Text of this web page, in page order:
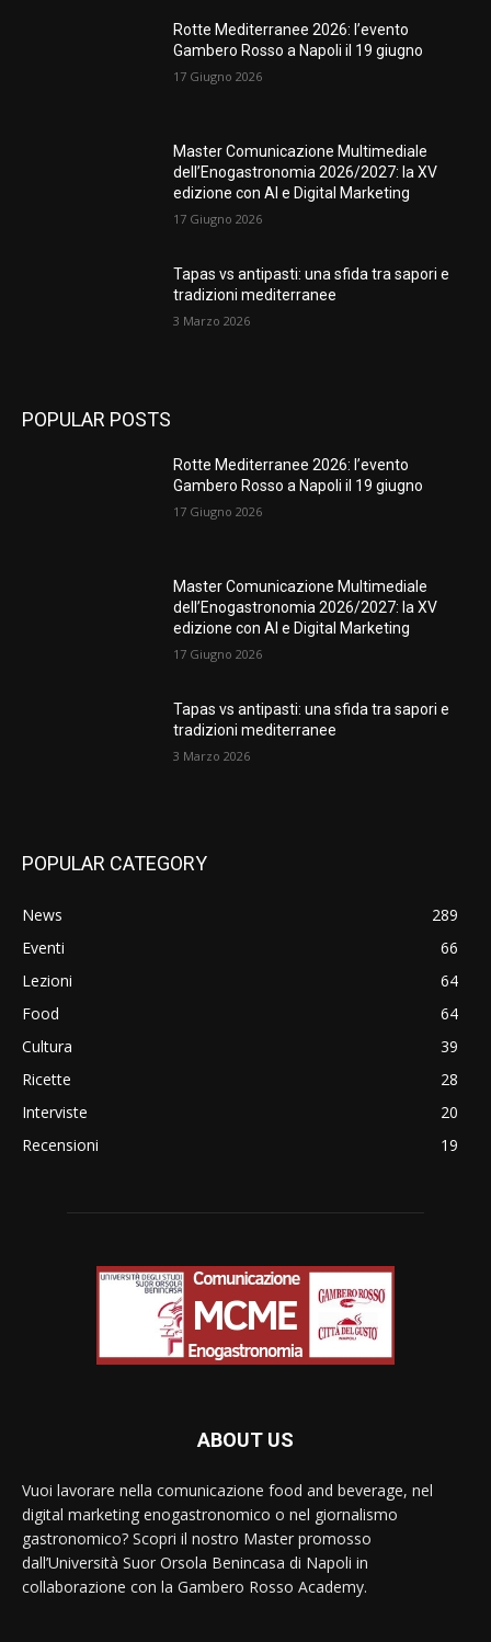
Rotte Mediterranee 2026: l’evento
Gambero Rosso a Napoli il 19 giugno
17 Giugno 2026
Master Comunicazione Multimediale
dell’Enogastronomia 2026/2027: la XV
edizione con AI e Digital Marketing
17 Giugno 2026
Tapas vs antipasti: una sfida tra sapori e
tradizioni mediterranee
3 Marzo 2026
POPULAR POSTS
Rotte Mediterranee 2026: l’evento
Gambero Rosso a Napoli il 19 giugno
17 Giugno 2026
Master Comunicazione Multimediale
dell’Enogastronomia 2026/2027: la XV
edizione con AI e Digital Marketing
17 Giugno 2026
Tapas vs antipasti: una sfida tra sapori e
tradizioni mediterranee
3 Marzo 2026
POPULAR CATEGORY
News
289
Eventi
66
Lezioni
64
Food
64
Cultura
39
Ricette
28
Interviste
20
Recensioni
19
ABOUT US
Vuoi lavorare nella comunicazione food and beverage, nel
digital marketing enogastronomico o nel giornalismo
gastronomico? Scopri il nostro Master promosso
dall’Università Suor Orsola Benincasa di Napoli in
collaborazione con la Gambero Rosso Academy.